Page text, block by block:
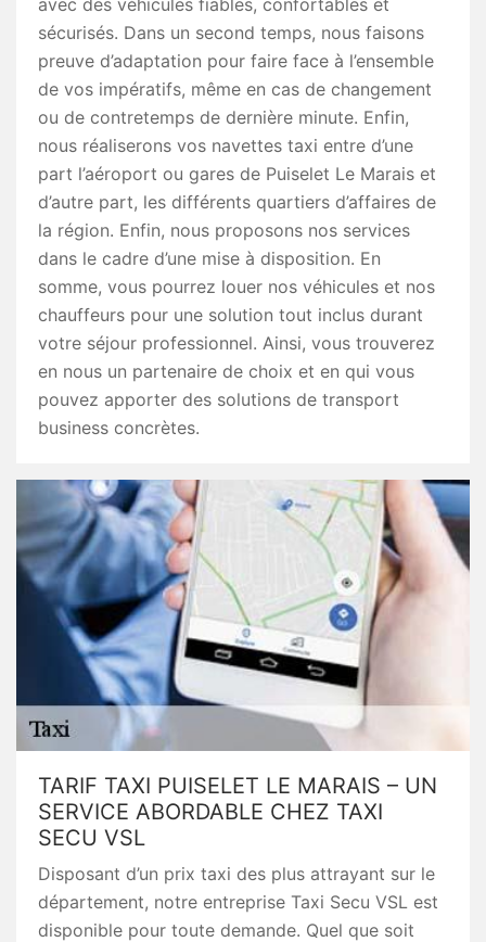
avec des véhicules fiables, confortables et
sécurisés. Dans un second temps, nous faisons
preuve d’adaptation pour faire face à l’ensemble
de vos impératifs, même en cas de changement
ou de contretemps de dernière minute. Enfin,
nous réaliserons vos navettes taxi entre d’une
part l’aéroport ou gares de Puiselet Le Marais et
d’autre part, les différents quartiers d’affaires de
la région. Enfin, nous proposons nos services
dans le cadre d’une mise à disposition. En
somme, vous pourrez louer nos véhicules et nos
chauffeurs pour une solution tout inclus durant
votre séjour professionnel. Ainsi, vous trouverez
en nous un partenaire de choix et en qui vous
pouvez apporter des solutions de transport
business concrètes.
TARIF TAXI PUISELET LE MARAIS – UN
SERVICE ABORDABLE CHEZ TAXI
SECU VSL
Disposant d’un prix taxi des plus attrayant sur le
département, notre entreprise Taxi Secu VSL est
disponible pour toute demande. Quel que soit